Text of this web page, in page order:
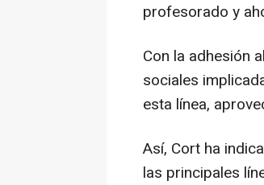
profesorado y
Con la adhesión
sociales
esta línea,
Así, Cort ha
las principales